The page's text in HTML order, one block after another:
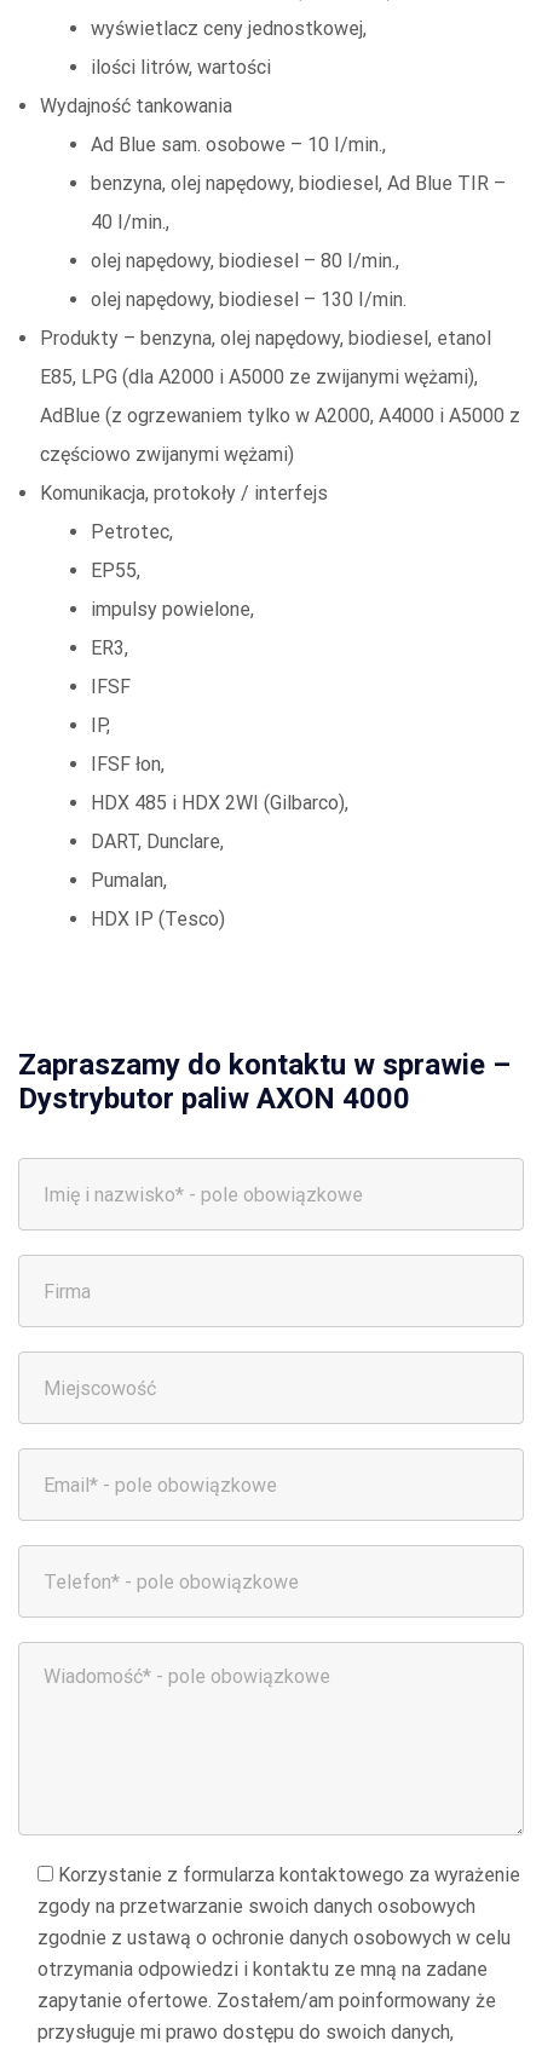
wyświetlacz ceny jednostkowej,
ilości litrów, wartości
Wydajność tankowania
Ad Blue sam. osobowe – 10 I/min.,
benzyna, olej napędowy, biodiesel, Ad Blue TIR –
40 I/min.,
olej napędowy, biodiesel – 80 I/min.,
olej napędowy, biodiesel – 130 I/min.
Produkty – benzyna, olej napędowy, biodiesel, etanol
E85, LPG (dla A2000 i A5000 ze zwijanymi wężami),
AdBlue (z ogrzewaniem tylko w A2000, A4000 i A5000 z
częściowo zwijanymi wężami)
Komunikacja, protokoły / interfejs
Petrotec,
EP55,
impulsy powielone,
ER3,
IFSF
IP,
IFSF łon,
HDX 485 i HDX 2WI (Gilbarco),
DART, Dunclare,
Pumalan,
HDX IP (Tesco)
Zapraszamy do kontaktu w sprawie –
Dystrybutor paliw AXON 4000
Korzystanie z formularza kontaktowego za wyrażenie
zgody na przetwarzanie swoich danych osobowych
zgodnie z ustawą o ochronie danych osobowych w celu
otrzymania odpowiedzi i kontaktu ze mną na zadane
zapytanie ofertowe. Zostałem/am poinformowany że
przysługuje mi prawo dostępu do swoich danych,